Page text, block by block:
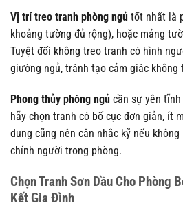
Vị trí treo tranh phòng ngủ tốt nhất là
khoảng tường đủ rộng), hoặc mảng
Tuyệt đối không treo tranh có hình
giường ngủ, tránh tạo cảm giác không
Phong thủy phòng ngủ cần sự yên
hãy chọn tranh có bố cục đơn giản, ít
dung cũng nên cân nhắc kỹ nếu
chính người trong phòng.
Chọn Tranh Sơn Dầu Cho Phòng
Kết Gia Đình